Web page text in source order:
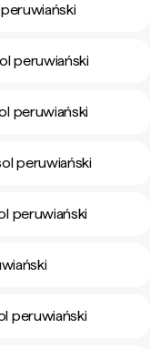
peruwiański
peruwiański
peruwiański
peruwiański
peruwiański